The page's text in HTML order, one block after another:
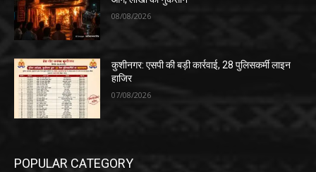
08/08/2026
कुशीनगर: एसपी की बड़ी कार्रवाई, 28 पुलिसकर्मी लाइन
हाजिर
07/08/2026
POPULAR CATEGORY